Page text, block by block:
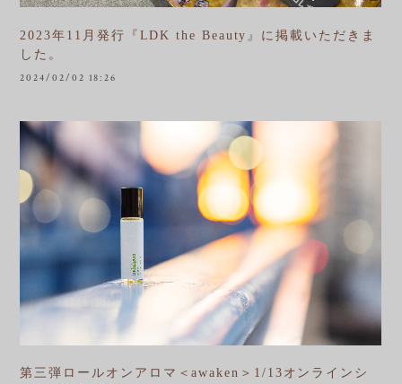
2023年11月発行『LDK the Beauty』に掲載いただきま
した。
2024/02/02 18:26
第三弾ロールオンアロマ＜awaken＞1/13オンラインシ